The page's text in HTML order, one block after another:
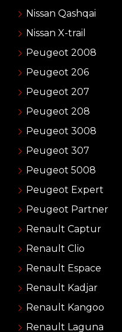
Nissan Qashqai
Nissan X-trail
Peugeot 2008
Peugeot 206
Peugeot 207
Peugeot 208
Peugeot 3008
Peugeot 307
Peugeot 5008
Peugeot Expert
Peugeot Partner
Renault Captur
Renault Clio
Renault Espace
Renault Kadjar
Renault Kangoo
Renault Laguna